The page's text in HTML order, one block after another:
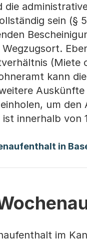
die
sein (§
(Miete
kann
um
innerhalb von
in
im